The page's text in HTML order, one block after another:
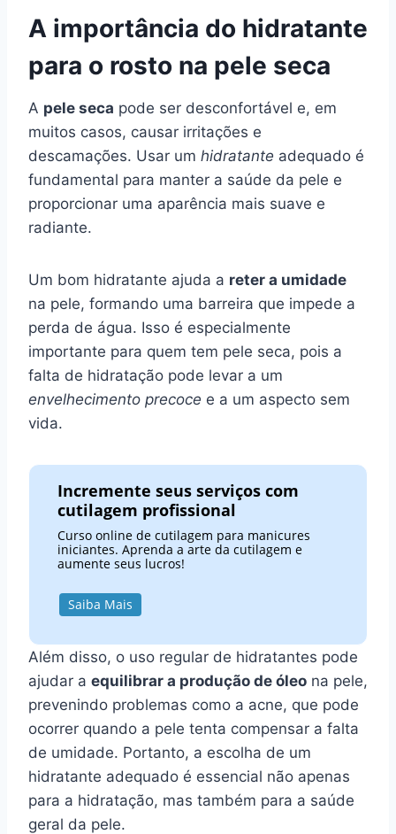
A importância do hidratante
para o rosto na pele seca
A pele seca pode ser desconfortável e, em
muitos casos, causar irritações e
descamações. Usar um hidratante adequado é
fundamental para manter a saúde da pele e
proporcionar uma aparência mais suave e
radiante.
Um bom hidratante ajuda a reter a umidade
na pele, formando uma barreira que impede a
perda de água. Isso é especialmente
importante para quem tem pele seca, pois a
falta de hidratação pode levar a um
envelhecimento precoce e a um aspecto sem
vida.
Incremente seus serviços com
cutilagem profissional
Curso online de cutilagem para manicures
iniciantes. Aprenda a arte da cutilagem e
aumente seus lucros!
Saiba Mais
Além disso, o uso regular de hidratantes pode
ajudar a equilibrar a produção de óleo na pele,
prevenindo problemas como a acne, que pode
ocorrer quando a pele tenta compensar a falta
de umidade. Portanto, a escolha de um
hidratante adequado é essencial não apenas
para a hidratação, mas também para a saúde
geral da pele.